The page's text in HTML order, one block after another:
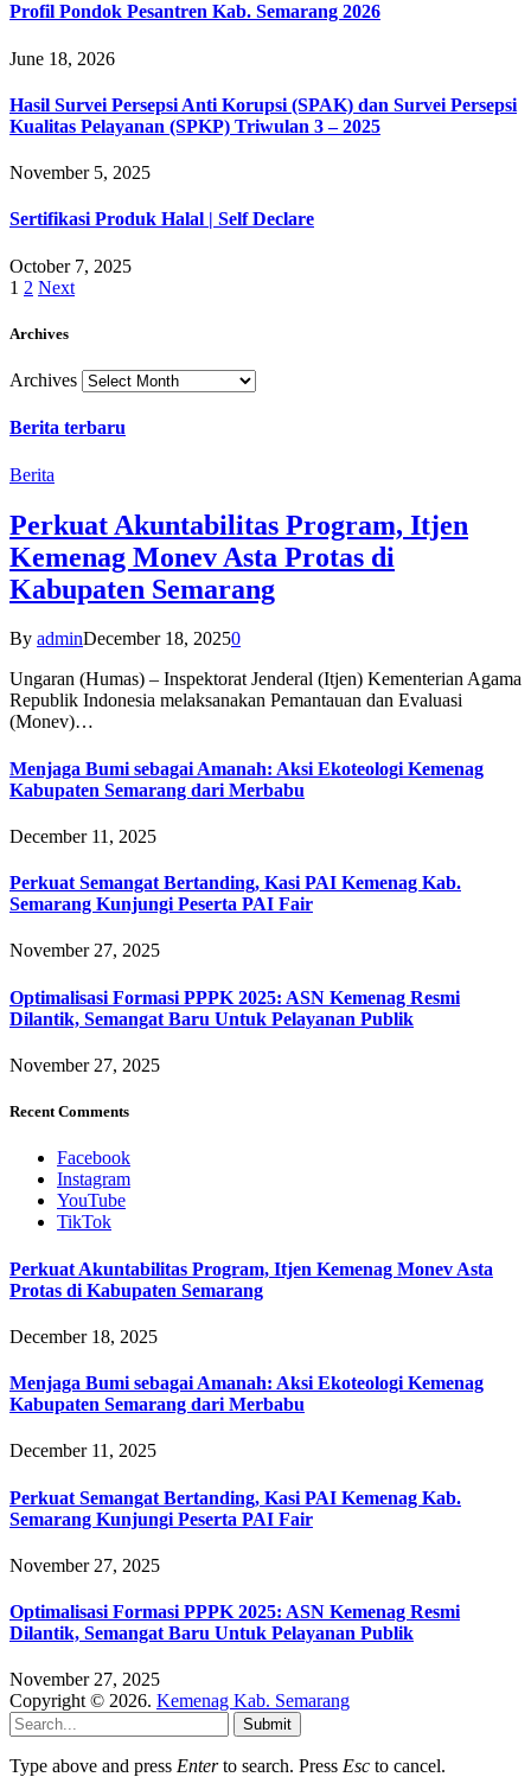
Profil Pondok Pesantren Kab. Semarang 2026
June 18, 2026
Hasil Survei Persepsi Anti Korupsi (SPAK) dan Survei Persepsi
Kualitas Pelayanan (SPKP) Triwulan 3 – 2025
November 5, 2025
Sertifikasi Produk Halal | Self Declare
October 7, 2025
1 2 Next
Archives
Archives
Berita terbaru
Berita
Perkuat Akuntabilitas Program, Itjen
Kemenag Monev Asta Protas di
Kabupaten Semarang
By adminDecember 18, 20250
Ungaran (Humas) – Inspektorat Jenderal (Itjen) Kementerian Agama
Republik Indonesia melaksanakan Pemantauan dan Evaluasi
(Monev)…
Menjaga Bumi sebagai Amanah: Aksi Ekoteologi Kemenag
Kabupaten Semarang dari Merbabu
December 11, 2025
Perkuat Semangat Bertanding, Kasi PAI Kemenag Kab.
Semarang Kunjungi Peserta PAI Fair
November 27, 2025
Optimalisasi Formasi PPPK 2025: ASN Kemenag Resmi
Dilantik, Semangat Baru Untuk Pelayanan Publik
November 27, 2025
Recent Comments
Facebook
Instagram
YouTube
TikTok
Perkuat Akuntabilitas Program, Itjen Kemenag Monev Asta
Protas di Kabupaten Semarang
December 18, 2025
Menjaga Bumi sebagai Amanah: Aksi Ekoteologi Kemenag
Kabupaten Semarang dari Merbabu
December 11, 2025
Perkuat Semangat Bertanding, Kasi PAI Kemenag Kab.
Semarang Kunjungi Peserta PAI Fair
November 27, 2025
Optimalisasi Formasi PPPK 2025: ASN Kemenag Resmi
Dilantik, Semangat Baru Untuk Pelayanan Publik
November 27, 2025
Copyright © 2026. Kemenag Kab. Semarang
Submit
Type above and press Enterto search. Press Esc to cancel.